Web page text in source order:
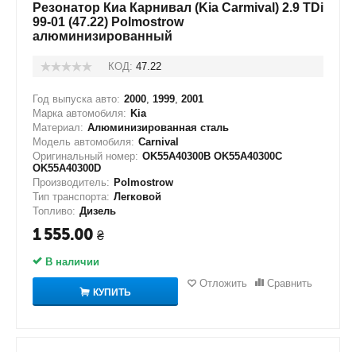
Резонатор Киа Карнивал (Kia Carmival) 2.9 TDi
99-01 (47.22) Polmostrow
алюминизированный
КОД: 47.22
Год выпуска авто: 2000, 1999, 2001
Марка автомобиля: Kia
Материал: Алюминизированная сталь
Модель автомобиля: Carnival
Оригинальный номер: OK55A40300B OK55A40300C
OK55A40300D
Производитель: Polmostrow
Тип транспорта: Легковой
Топливо: Дизель
1 555.00 ₴
В наличии
КУПИТЬ
Отложить Сравнить